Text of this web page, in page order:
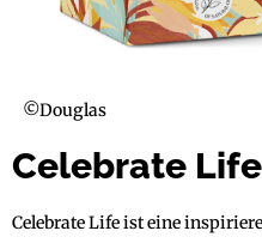
©Douglas
Celebrate Life
Celebrate Life ist eine